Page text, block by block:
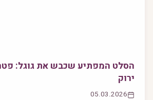
הסלט המפתיע שכבש את גוגל:
ירוק
05.03.2026